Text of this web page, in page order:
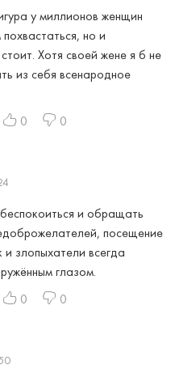
у миллионов женщин
но и
Хотя своей жене я б не
из себя всенародное
0 0
и обращать
посещение
и злопыхатели всегда
глазом.
0 0